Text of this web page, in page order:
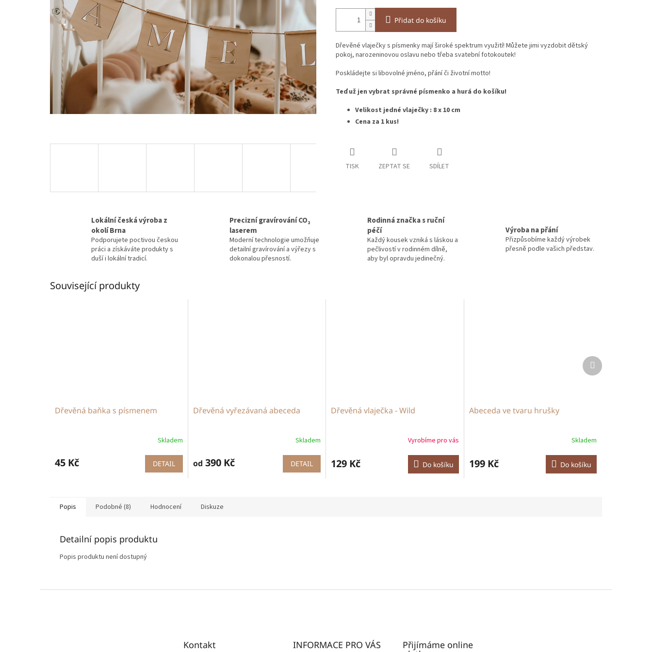
Přidat do košíku
Dřevěné vlaječky s písmenky mají široké spektrum využití! Můžete jimi vyzdobit dětský
pokoj, narozeninovou oslavu nebo třeba svatební fotokoutek!
Poskládejte si libovolné jméno, přání či životní motto!
Teď už jen vybrat správné písmenko a hurá do košíku!
Velikost jedné vlaječky : 8 x 10 cm
Cena za 1 kus!
TISK ZEPTAT SE SDÍLET
Lokální česká výroba z
okolí Brna
Podporujete poctivou českou
práci a získáváte produkty s
duší i lokální tradicí.
Precizní gravírování CO₂
laserem
Moderní technologie umožňuje
detailní gravírování a výřezy s
dokonalou přesností.
Rodinná značka s ruční
péčí
Každý kousek vzniká s láskou a
pečlivostí v rodinném dílně,
aby byl opravdu jedinečný.
Výroba na přání
Přizpůsobíme každý výrobek
přesně podle vašich představ.
Související produkty
Dřevěná baňka s písmenem
Skladem
45 Kč DETAIL
Dřevěná vyřezávaná abeceda
produktu
je
hvězdiček.
Skladem
od 390 Kč DETAIL
Dřevěná vlaječka - Wild
Vyrobíme pro vás
129 Kč Do košíku
Abeceda ve tvaru hrušky
Skladem
199 Kč Do košíku
Další
produkt
Popis Podobné (8) Hodnocení Diskuze
Detailní popis produktu
Popis produktu není dostupný
Kontakt INFORMACE PRO VÁS Přijímáme online